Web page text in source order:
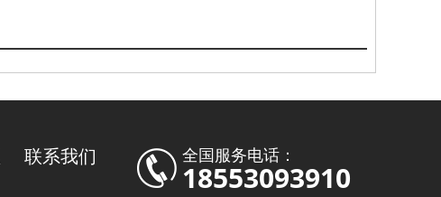
联系我们 全国服务电话：
18553093910